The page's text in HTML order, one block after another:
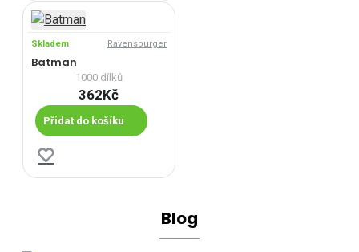
Skladem Ravensburger
Batman
1000 dílků
362Kč
Přidat do košíku
Blog